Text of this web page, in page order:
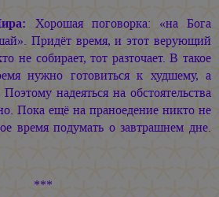
Хорошая поговорка: «на Бога
Придёт время, и этот верующий
не собирает, тот разточает. В такое
нужно готовиться к худшему, а
надеяться на обстоятельства
Пока ещё на праноедение никто не
время подумать о завтрашнем дне.
***